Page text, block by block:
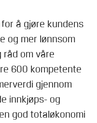
for å gjøre kundens
og mer lønnsom
råd om våre
600 kompetente
gjennom
innkjøps- og
god totaløkonomi